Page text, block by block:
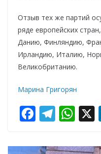
Отзыв тех же партий
ряде европейских
Данию, Финляндию,
Ирландию, Италию,
Великобританию.
Марина Григорян
F
e
T
e
W
at